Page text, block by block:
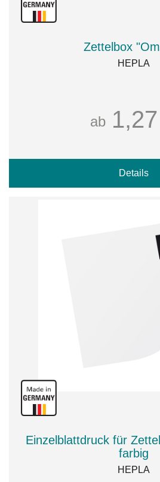
Zettelbox
HEPLA
ab
Details
Einzelblattdruck für
farbig
HEPLA